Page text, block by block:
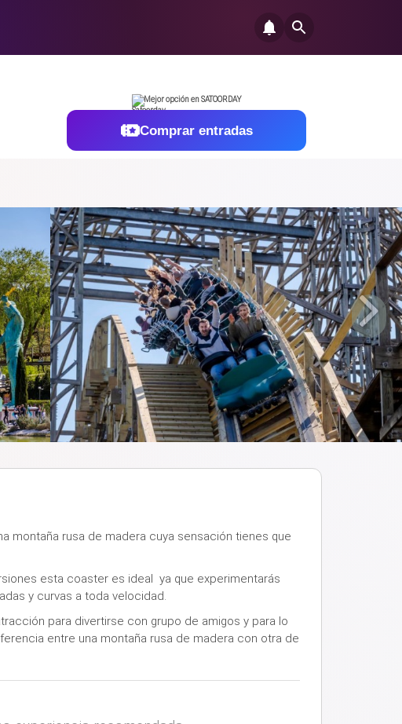
Mejor opción en SATOORDAY
Comprar entradas
montaña rusa de madera cuya sensación tienes que
esta coaster es ideal ya que experimentarás
y curvas a toda velocidad.
para divertirse con grupo de amigos y para lo
entre una montaña rusa de madera con otra de